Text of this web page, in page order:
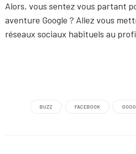
Alors, vous sentez vous partant
aventure Google ? Allez vous
réseaux sociaux habituels au
BUZZ FACEBOOK